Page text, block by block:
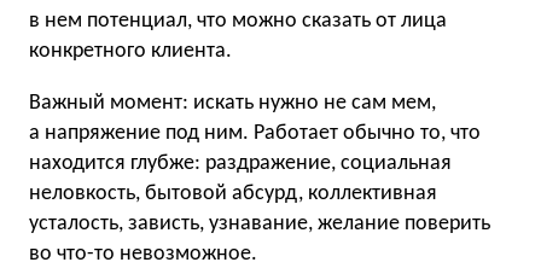
в нем потенциал, что можно сказать от лица
конкретного клиента.
Важный момент: искать нужно не сам мем,
а напряжение под ним. Работает обычно то, что
находится глубже: раздражение, социальная
неловкость, бытовой абсурд, коллективная
усталость, зависть, узнавание, желание поверить
во что-то невозможное.